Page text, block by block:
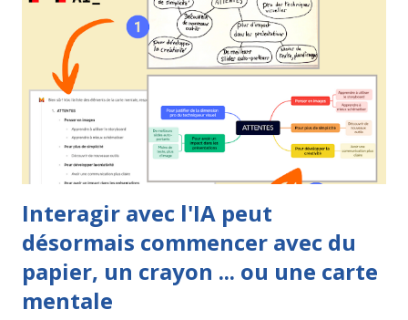
pouvons le voir ci-dessus, partagent de nombreux points
communs mais il ne faut pas les confondre. Personnellement,
j'utilise la carte conceptuelle lorsque je veux formaliser des
connaissances, remettre les concepts en ordre afin d'êt...
Interagir avec l'IA peut
désormais commencer avec du
papier, un crayon ... ou une carte
mentale